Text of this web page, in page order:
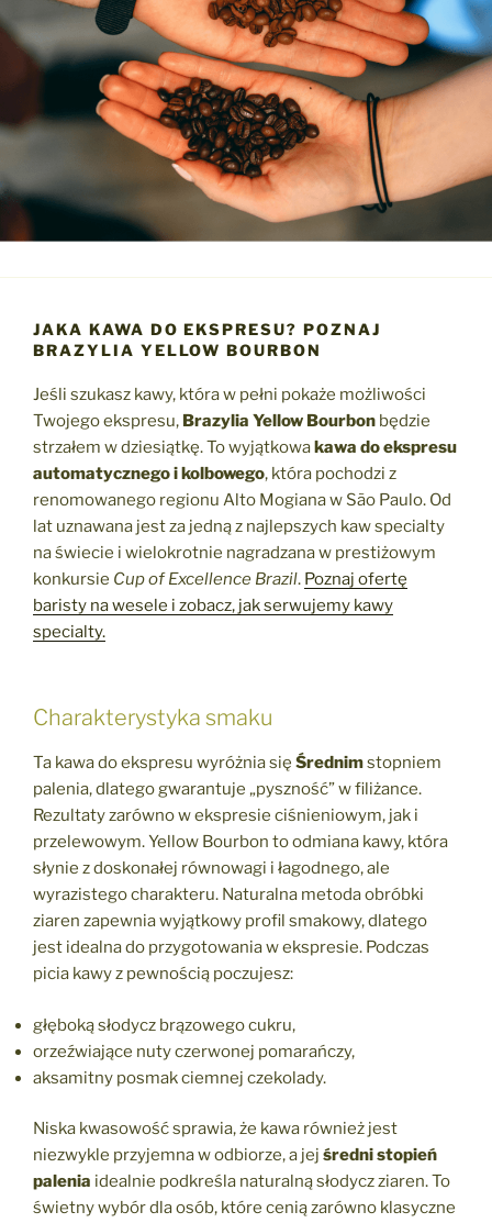
JAKA KAWA DO EKSPRESU? POZNAJ
BRAZYLIA YELLOW BOURBON
Jeśli szukasz kawy, która w pełni pokaże możliwości
Twojego ekspresu, Brazylia Yellow Bourbon będzie
strzałem w dziesiątkę. To wyjątkowakawa do ekspresu
automatycznego i kolbowego, która pochodzi z
renomowanego regionu Alto Mogiana w São Paulo. Od
lat uznawana jest za jedną z najlepszych kaw specialty
na świecie i wielokrotnie nagradzana w prestiżowym
konkursie Cup of Excellence Brazil. Poznaj ofertę
baristy na wesele i zobacz, jak serwujemy kawy
specialty.
Charakterystyka smaku
Ta kawa do ekspresu wyróżnia się Średnimstopniem
palenia, dlatego gwarantuje „pyszność” w filiżance.
Rezultaty zarówno w ekspresie ciśnieniowym, jak i
przelewowym. Yellow Bourbon to odmiana kawy, która
słynie z doskonałej równowagi i łagodnego, ale
wyrazistego charakteru. Naturalna metoda obróbki
ziaren zapewnia wyjątkowy profil smakowy, dlatego
jest idealna do przygotowania w ekspresie. Podczas
picia kawy z pewnością poczujesz:
głęboką słodycz brązowego cukru,
orzeźwiające nuty czerwonej pomarańczy,
aksamitny posmak ciemnej czekolady.
Niska kwasowość sprawia, że kawa również jest
niezwykle przyjemna w odbiorze, a jej średni stopień
palenia idealnie podkreśla naturalną słodycz ziaren. To
świetny wybór dla osób, które cenią zarówno klasyczne